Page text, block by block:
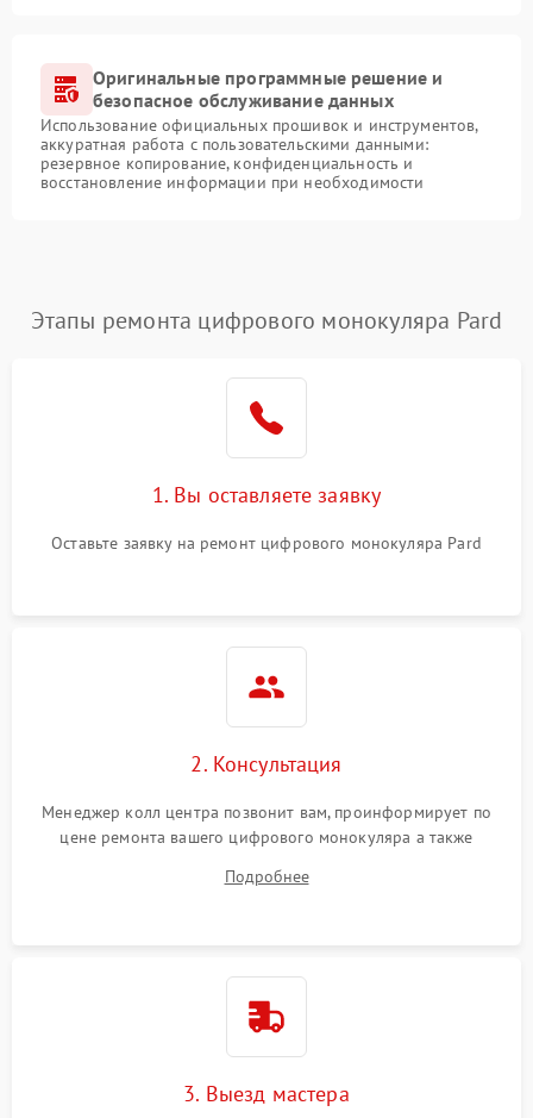
Оригинальные программные решение и
безопасное обслуживание данных
Использование официальных прошивок и инструментов,
аккуратная работа с пользовательскими данными:
резервное копирование, конфиденциальность и
восстановление информации при необходимости
Этапы ремонта цифрового монокуляра Pard
1. Вы оставляете заявку
Оставьте заявку на ремонт цифрового монокуляра Pard
2. Консультация
Менеджер колл центра позвонит вам, проинформирует по
цене ремонта вашего цифрового монокуляра а также
Подробнее
3. Выезд мастера